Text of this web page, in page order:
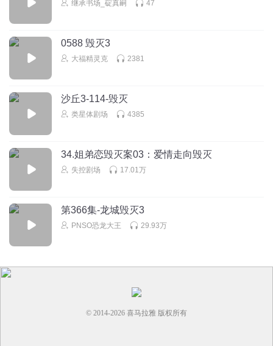
继承书场_碇真嗣 47
0588 毁灭3
大福精灵克 2381
沙丘3-114-毁灭
类星体剧场 4385
34.姐弟恋毁灭案03：爱情走向毁灭
失控剧场 17.01万
第366集-龙城毁灭3
PNSO恐龙大王 29.93万
© 2014-2026 喜马拉雅 版权所有